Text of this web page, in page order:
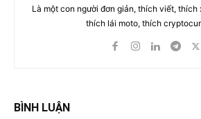
Là một con người đơn giản, thích viết, thích
thích lái moto, thích
BÌNH LUẬN